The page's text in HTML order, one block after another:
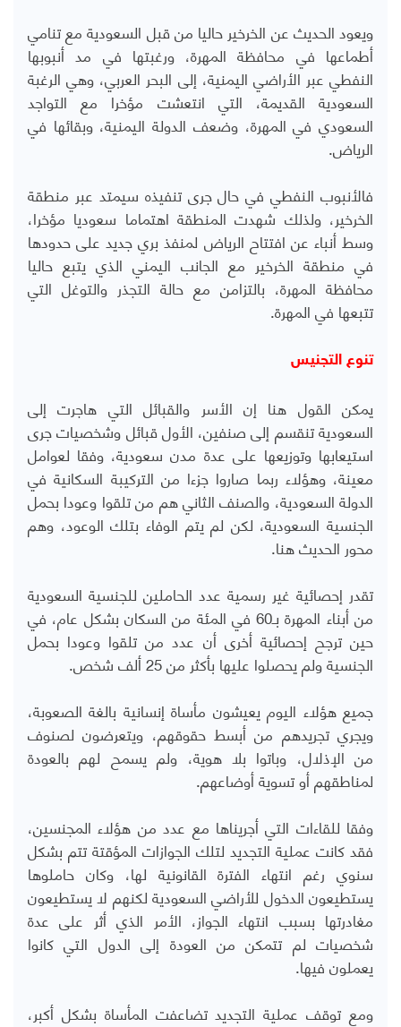
ويعود الحديث عن الخرخير حاليا من قبل السعودية مع تنامي
أطماعها في محافظة المهرة، ورغبتها في مد أنبوبها
النفطي عبر الأراضي اليمنية، إلى البحر العربي، وهي الرغبة
السعودية القديمة، التي انتعشت مؤخرا مع التواجد
السعودي في المهرة، وضعف الدولة اليمنية، وبقائها في
الرياض.
فالأنبوب النفطي في حال جرى تنفيذه سيمتد عبر منطقة
الخرخير، ولذلك شهدت المنطقة اهتماما سعوديا مؤخرا،
وسط أنباء عن افتتاح الرياض لمنفذ بري جديد على حدودها
في منطقة الخرخير مع الجانب اليمني الذي يتبع حاليا
محافظة المهرة، بالتزامن مع حالة التجذر والتوغل التي
تتبعها في المهرة.
تنوع التجنيس
يمكن القول هنا إن الأسر والقبائل التي هاجرت إلى
السعودية تنقسم إلى صنفين، الأول قبائل وشخصيات جرى
استيعابها وتوزيعها على عدة مدن سعودية، وفقا لعوامل
معينة، وهؤلاء ربما صاروا جزءا من التركيبة السكانية في
الدولة السعودية، والصنف الثاني هم من تلقوا وعودا بحمل
الجنسية السعودية، لكن لم يتم الوفاء بتلك الوعود، وهم
محور الحديث هنا.
تقدر إحصائية غير رسمية عدد الحاملين للجنسية السعودية
من أبناء المهرة بـ60 في المئة من السكان بشكل عام، في
حين ترجح إحصائية أخرى أن عدد من تلقوا وعودا بحمل
الجنسية ولم يحصلوا عليها بأكثر من 25 ألف شخص.
جميع هؤلاء اليوم يعيشون مأساة إنسانية بالغة الصعوبة،
ويجري تجريدهم من أبسط حقوقهم، ويتعرضون لصنوف
من الإذلال، وباتوا بلا هوية، ولم يسمح لهم بالعودة
لمناطقهم أو تسوية أوضاعهم.
وفقا للقاءات التي أجريناها مع عدد من هؤلاء المجنسين،
فقد كانت عملية التجديد لتلك الجوازات المؤقتة تتم بشكل
سنوي رغم انتهاء الفترة القانونية لها، وكان حاملوها
يستطيعون الدخول للأراضي السعودية لكنهم لا يستطيعون
مغادرتها بسبب انتهاء الجواز، الأمر الذي أثر على عدة
شخصيات لم تتمكن من العودة إلى الدول التي كانوا
يعملون فيها.
ومع توقف عملية التجديد تضاعفت المأساة بشكل أكبر،